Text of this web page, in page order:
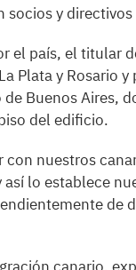
y
el país, el titular
Plata y Rosario
Buenos Aires,
del edificio.
con nuestros
lo establece
de